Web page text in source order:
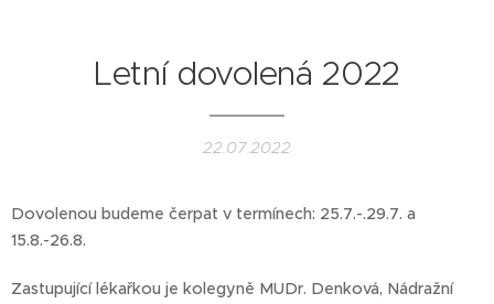
Letní dovolená 2022
22.07.2022
Dovolenou budeme čerpat v termínech: 25.7.-.29.7. a
15.8.-26.8.
Zastupující lékařkou je kolegyně MUDr. Denková, Nádražní